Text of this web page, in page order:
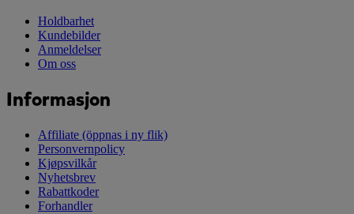
Holdbarhet
Kundebilder
Anmeldelser
Om oss
Informasjon
Affiliate (öppnas i ny flik)
Personvernpolicy
Kjøpsvilkår
Nyhetsbrev
Rabattkoder
Forhandler